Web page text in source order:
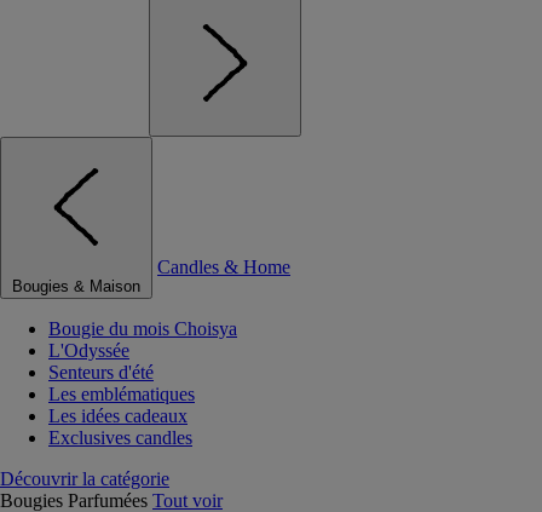
Bougies & Maison
Candles & Home
Bougie du mois Choisya
L'Odyssée
Senteurs d'été
Les emblématiques
Les idées cadeaux
Exclusives candles
Découvrir la catégorie
Bougies Parfumées Tout voir